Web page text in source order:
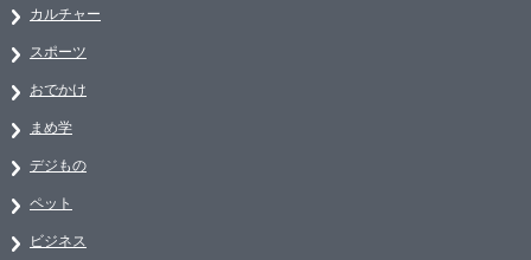
カルチャー
スポーツ
おでかけ
まめ学
デジもの
ペット
ビジネス